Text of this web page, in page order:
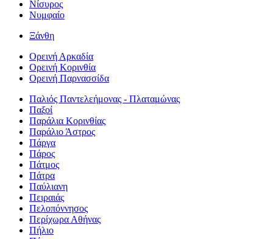
Νίσυρος
Νυμφαίο
Ξάνθη
Ορεινή Αρκαδία
Ορεινή Κορινθία
Ορεινή Παρνασσίδα
Παλιός Παντελεήμονας - Πλαταμώνας
Παξοί
Παράλια Κορινθίας
Παράλιο Άστρος
Πάργα
Πάρος
Πάτμος
Πάτρα
Παύλιανη
Πειραιάς
Πελοπόννησος
Περίχωρα Αθήνας
Πήλιο